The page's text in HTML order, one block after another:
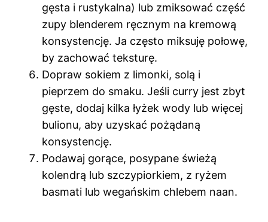
gęsta i rustykalna) lub zmiksować część
zupy blenderem ręcznym na kremową
konsystencję. Ja często miksuję połowę,
by zachować teksturę.
Dopraw sokiem z limonki, solą i
pieprzem do smaku. Jeśli curry jest zbyt
gęste, dodaj kilka łyżek wody lub więcej
bulionu, aby uzyskać pożądaną
konsystencję.
Podawaj gorące, posypane świeżą
kolendrą lub szczypiorkiem, z ryżem
basmati lub wegańskim chlebem naan.